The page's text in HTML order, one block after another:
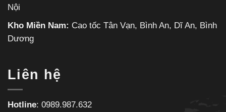
Nội
Kho Miền Nam: Cao tốc Tân Vạn, Bình An, Dĩ An, Bình
Dương
Liên hệ
Hotline: 0989.987.632